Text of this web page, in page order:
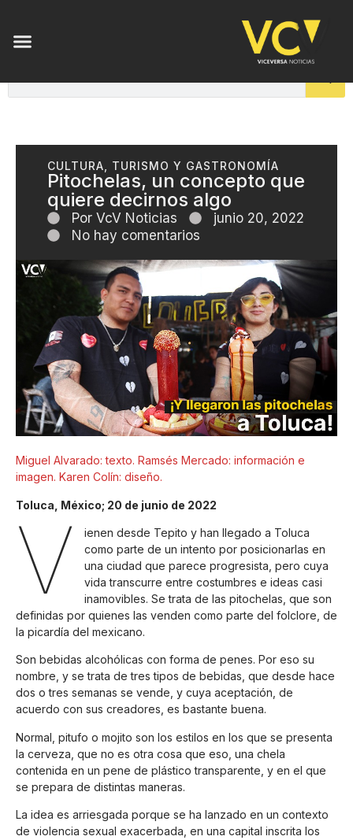
CULTURA TURISMO Y GASTRONOMÍA
Pitochelas, un concepto que
quiere decirnos algo
Por VcV Noticias
junio 20, 2022
No hay comentarios
Miguel Alvarado: texto. Ramsés Mercado: información e
imagen. Karen Colín: diseño.
Toluca, México; 20 de junio de 2022
V
ienen desde Tepito y han llegado a Toluca
como parte de un intento por posicionarlas en
una ciudad que parece progresista, pero cuya
vida transcurre entre costumbres e ideas casi
inamovibles. Se trata de las pitochelas, que son
definidas por quienes las venden como parte del folclore, de
la picardía del mexicano.
Son bebidas alcohólicas con forma de penes. Por eso su
nombre, y se trata de tres tipos de bebidas, que desde hace
dos o tres semanas se vende, y cuya aceptación, de
acuerdo con sus creadores, es bastante buena.
Normal, pitufo o mojito son los estilos en los que se presenta
la cerveza, que no es otra cosa que eso, una chela
contenida en un pene de plástico transparente, y en el que
se prepara de distintas maneras.
La idea es arriesgada porque se ha lanzado en un contexto
de violencia sexual exacerbada, en una capital inscrita los